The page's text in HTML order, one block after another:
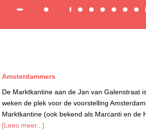
Amsterdammers
De Marktkantine aan de Jan van Galenstraat
weken de plek voor de voorstelling
Marktkantine (ook bekend als Marcanti en de
[Lees meer...]